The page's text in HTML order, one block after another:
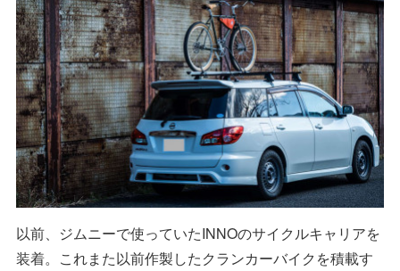
以前、ジムニーで使っていたINNOのサイクルキャリアを
装着。これまた以前作製したクランカーバイクを積載す